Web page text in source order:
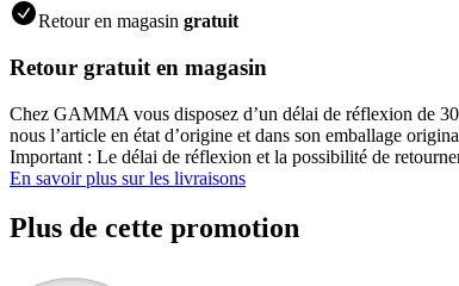
Retour en magasin gratuit
Retour gratuit en magasin
Chez GAMMA vous disposez d’un délai de réflexion de
nous l’article en état d’origine et dans son emballage
Important : Le délai de réflexion et la possibilité de
En savoir plus sur les livraisons
Plus de cette promotion